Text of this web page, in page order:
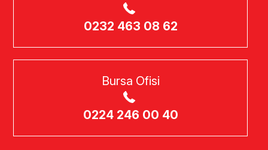
0232 463 08 62
Bursa Ofisi
0224 246 00 40